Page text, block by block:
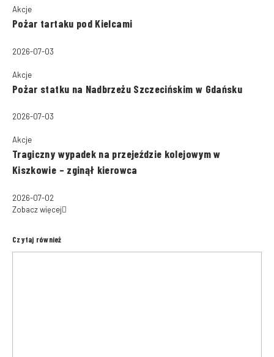
Akcje
Pożar tartaku pod Kielcami
2026-07-03
Akcje
Pożar statku na Nadbrzeżu Szczecińskim w Gdańsku
2026-07-03
Akcje
Tragiczny wypadek na przejeździe kolejowym w
Kiszkowie – zginął kierowca
2026-07-02
Zobacz więcej
Czytaj również